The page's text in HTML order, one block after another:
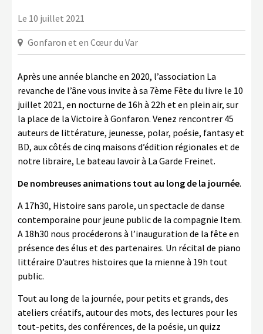
CULTURELLE
CONTACTS
Le 10 juillet 2021
Gonfaron et en Cœur du Var
Après une année blanche en 2020, l’association La
revanche de l’âne vous invite à sa 7ème Fête du livre le 10
juillet 2021, en nocturne de 16h à 22h et en plein air, sur
la place de la Victoire à Gonfaron. Venez rencontrer 45
auteurs de littérature, jeunesse, polar, poésie, fantasy et
BD, aux côtés de cinq maisons d’édition régionales et de
notre libraire, Le bateau lavoir à La Garde Freinet.
De nombreuses animations tout au long de la journée.
A 17h30, Histoire sans parole, un spectacle de danse
contemporaine pour jeune public de la compagnie Item.
A 18h30 nous procéderons à l’inauguration de la fête en
présence des élus et des partenaires. Un récital de piano
littéraire D’autres histoires que la mienne à 19h tout
public.
Tout au long de la journée, pour petits et grands, des
ateliers créatifs, autour des mots, des lectures pour les
tout-petits, des conférences, de la poésie, un quizz